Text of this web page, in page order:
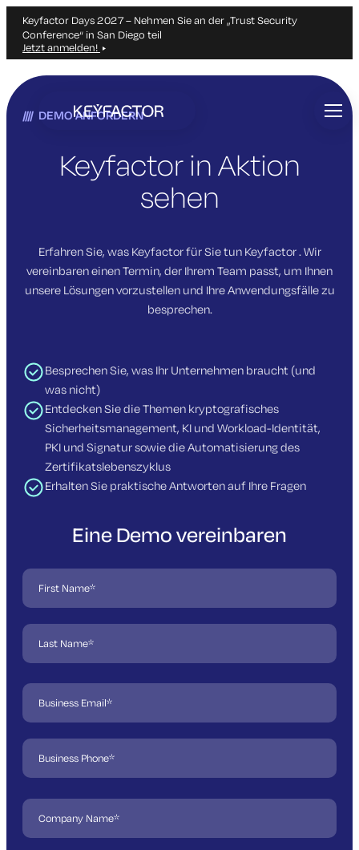
Keyfactor Days 2027 – Nehmen Sie an der „Trust Security
Conference“ in San Diego teil
Jetzt anmelden!
springen
DEMO ANFORDERN
Keyfactor in Aktion
sehen
Erfahren Sie, was Keyfactor für Sie tun Keyfactor . Wir
vereinbaren einen Termin, der Ihrem Team passt, um Ihnen
unsere Lösungen vorzustellen und Ihre Anwendungsfälle zu
besprechen.
Besprechen Sie, was Ihr Unternehmen braucht (und
was nicht)
Entdecken Sie die Themen kryptografisches
Sicherheitsmanagement, KI und Workload-Identität,
PKI und Signatur sowie die Automatisierung des
Zertifikatslebenszyklus
Erhalten Sie praktische Antworten auf Ihre Fragen
Eine Demo vereinbaren